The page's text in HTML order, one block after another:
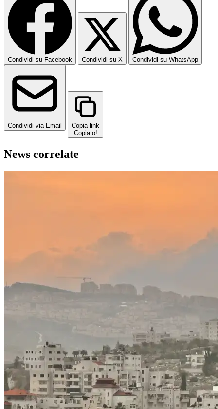
Condividi su Facebook Condividi su X Condividi su WhatsApp
Condividi via Email
Copia link
Copiato!
News correlate